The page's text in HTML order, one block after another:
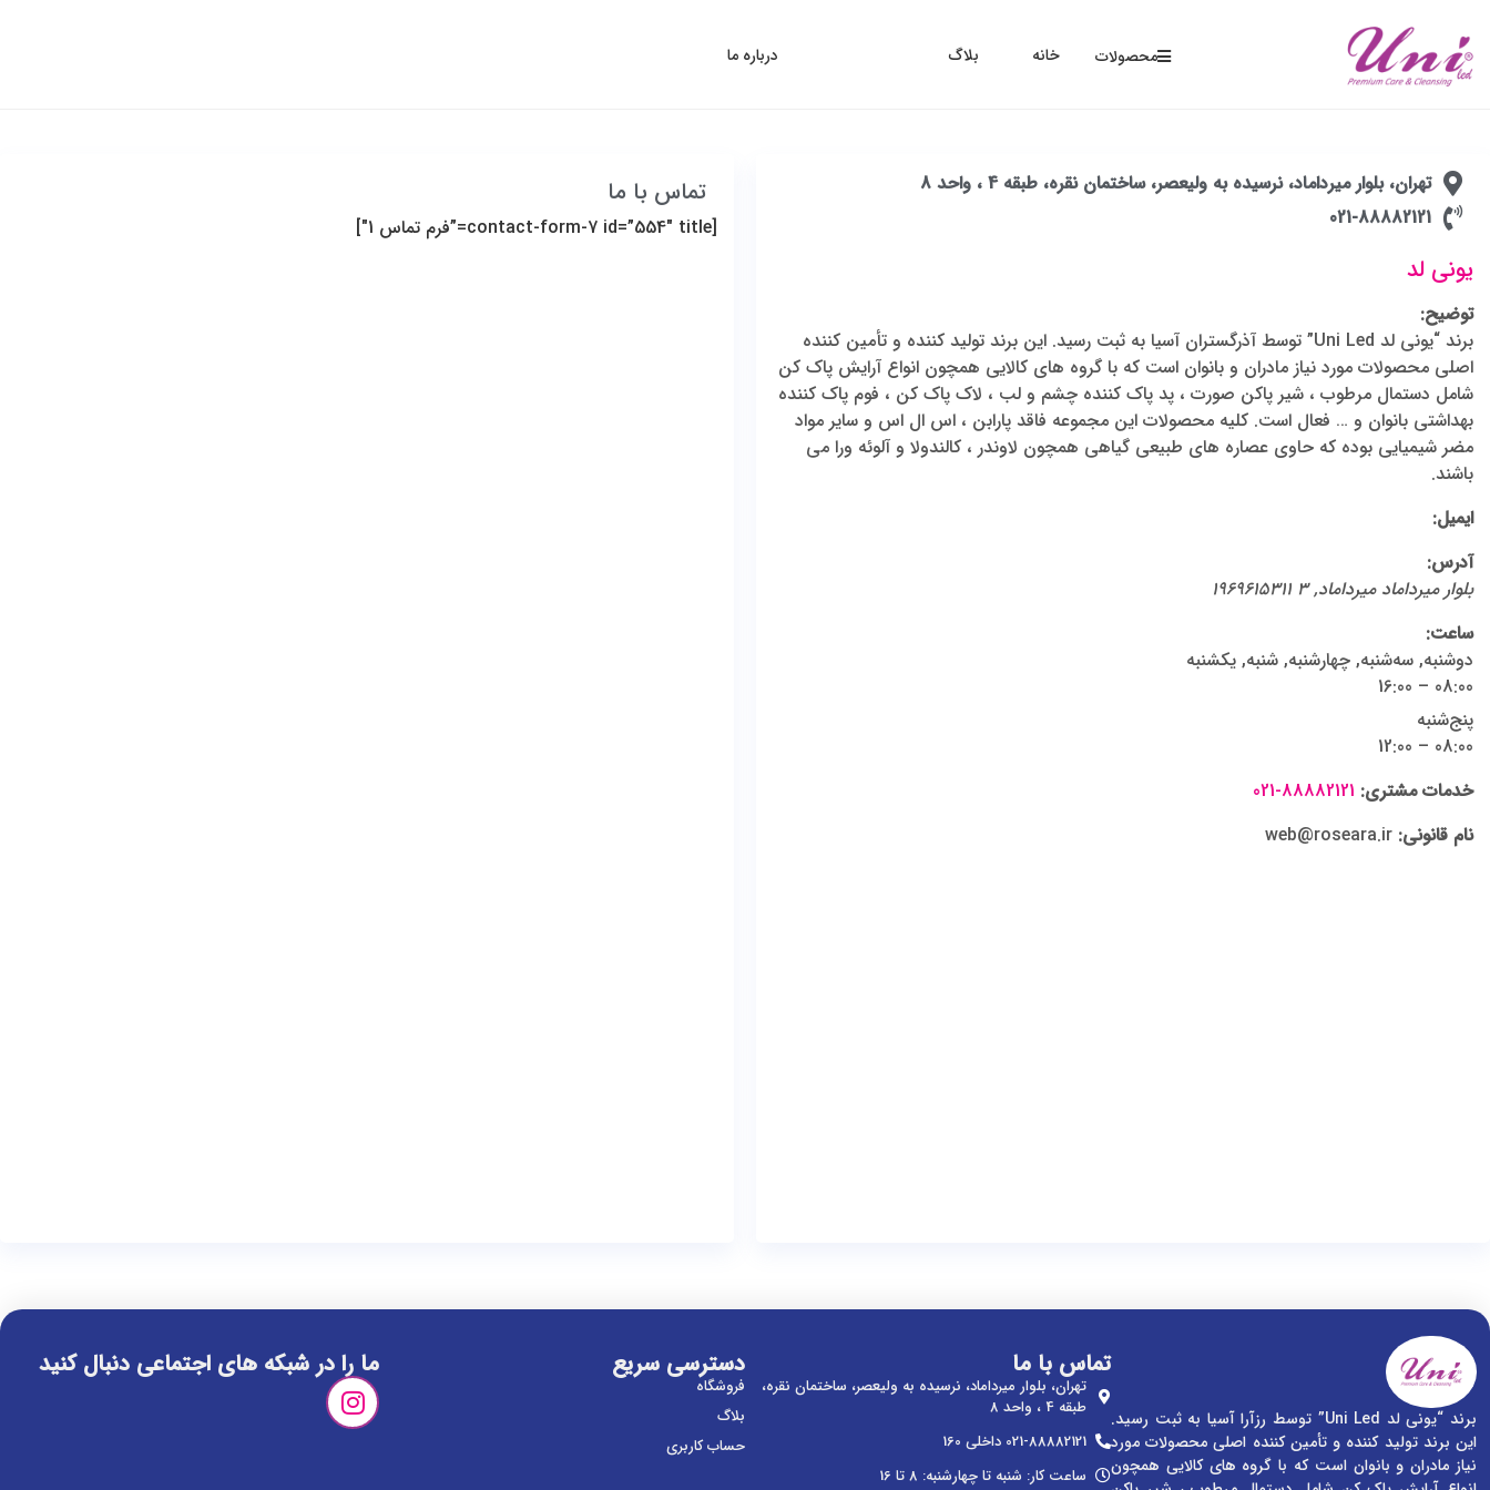
محصولات خانه بلاگ درباره ما
تهران، بلوار میرداماد، نرسیده به ولیعصر، ساختمان نقره، طبقه 4 ، واحد 8
021-88882121
یونی لد
توضیح:
برند “یونی لد Uni Led” توسط آذرگستران آسیا به ثبت رسید. این برند تولید کننده و تأمین کننده
اصلی محصولات مورد نیاز مادران و بانوان است که با گروه های کالایی همچون انواع آرایش پاک کن
شامل دستمال مرطوب ، شیر پاکن صورت ، پد پاک کننده چشم و لب ، لاک پاک کن ، فوم پاک کننده
بهداشتی بانوان و … فعال است. کلیه محصولات این مجموعه فاقد پارابن ، اس ال اس و سایر مواد
مضر شیمیایی بوده که حاوی عصاره های طبیعی گیاهی همچون لاوندر ، کالندولا و آلوئه ورا می
باشند.
ایمیل:
آدرس:
بلوار میرداماد میرداماد,
3
1969615311
ساعت‌:
دوشنبه, سه‌شنبه, چهارشنبه, شنبه, یکشنبه
08:00 – 16:00
پنج‌شنبه
08:00 – 12:00
خدمات مشتری: 021-88882121
نام قانونی: web@roseara.ir
تماس با ما
[contact-form-7 id=”554″ title=”فرم تماس 1″]
برند “یونی لد Uni Led” توسط رزآرا آسیا به ثبت رسید.
این برند تولید کننده و تأمین کننده اصلی محصولات مورد
نیاز مادران و بانوان است که با گروه های کالایی همچون
تماس با ما
تهران، بلوار میرداماد، نرسیده به ولیعصر، ساختمان نقره،
طبقه 4 ، واحد 8
021-88882121 داخلی 160
ساعت کار: شنبه تا چهارشنبه: 8 تا 16
دسترسی سریع
فروشگاه
بلاگ
حساب کاربری
ما را در شبکه های اجتماعی دنبال کنید